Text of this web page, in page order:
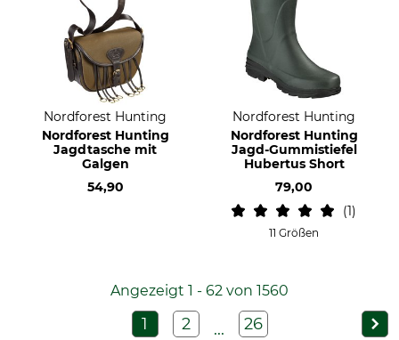
Nordforest Hunting
Nordforest Hunting
Jagdtasche mit
Galgen
54,90
Nordforest Hunting
Nordforest Hunting
Jagd-Gummistiefel
Hubertus Short
79,00
1
11 Größen
Angezeigt 1 - 62 von 1560
1 2 ... 26